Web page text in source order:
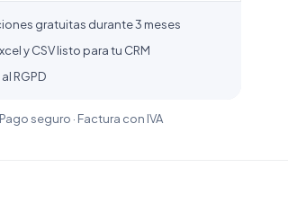
gratuitas durante 3 meses
y CSV listo para tu CRM
RGPD
Pago seguro · Factura con IVA